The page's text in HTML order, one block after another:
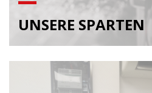
UNSERE SPARTEN